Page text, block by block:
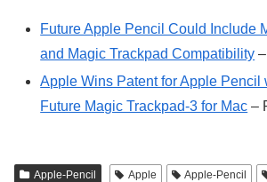
Future Apple Pencil Could Include
and Magic Trackpad Compatibility
Apple Wins Patent for Apple Pencil
Future Magic Trackpad-3 for Mac –
Apple-Pencil Apple Apple-Pencil